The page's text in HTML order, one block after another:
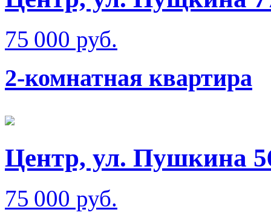
75 000 руб.
2-комнатная квартира
Центр, ул. Пушкина
75 000 руб.